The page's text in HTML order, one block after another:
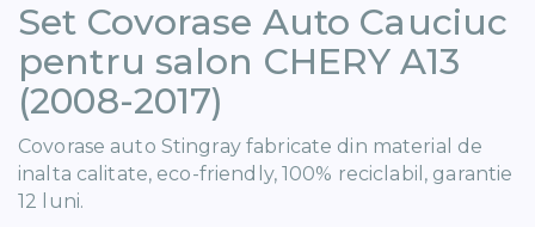
Set Covorase Auto Cauciuc
pentru salon CHERY A13
(2008-2017)
Covorase auto Stingray fabricate din material de
inalta calitate, eco-friendly, 100% reciclabil, garantie
12 luni.